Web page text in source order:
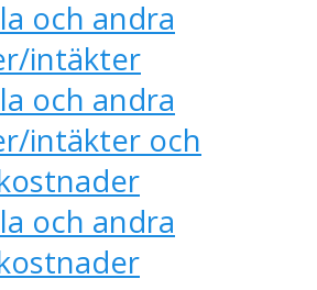
och andra
intäkter
och andra
intäkter och
och andra